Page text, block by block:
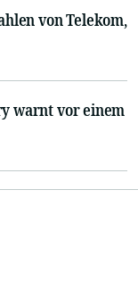
von Telekom,
warnt vor einem